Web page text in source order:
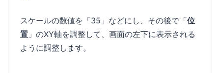
スケールの数値を「35」などにし、その後で「位
置 」のXY軸を調整して、画面の左下に表示される
ように調整します。